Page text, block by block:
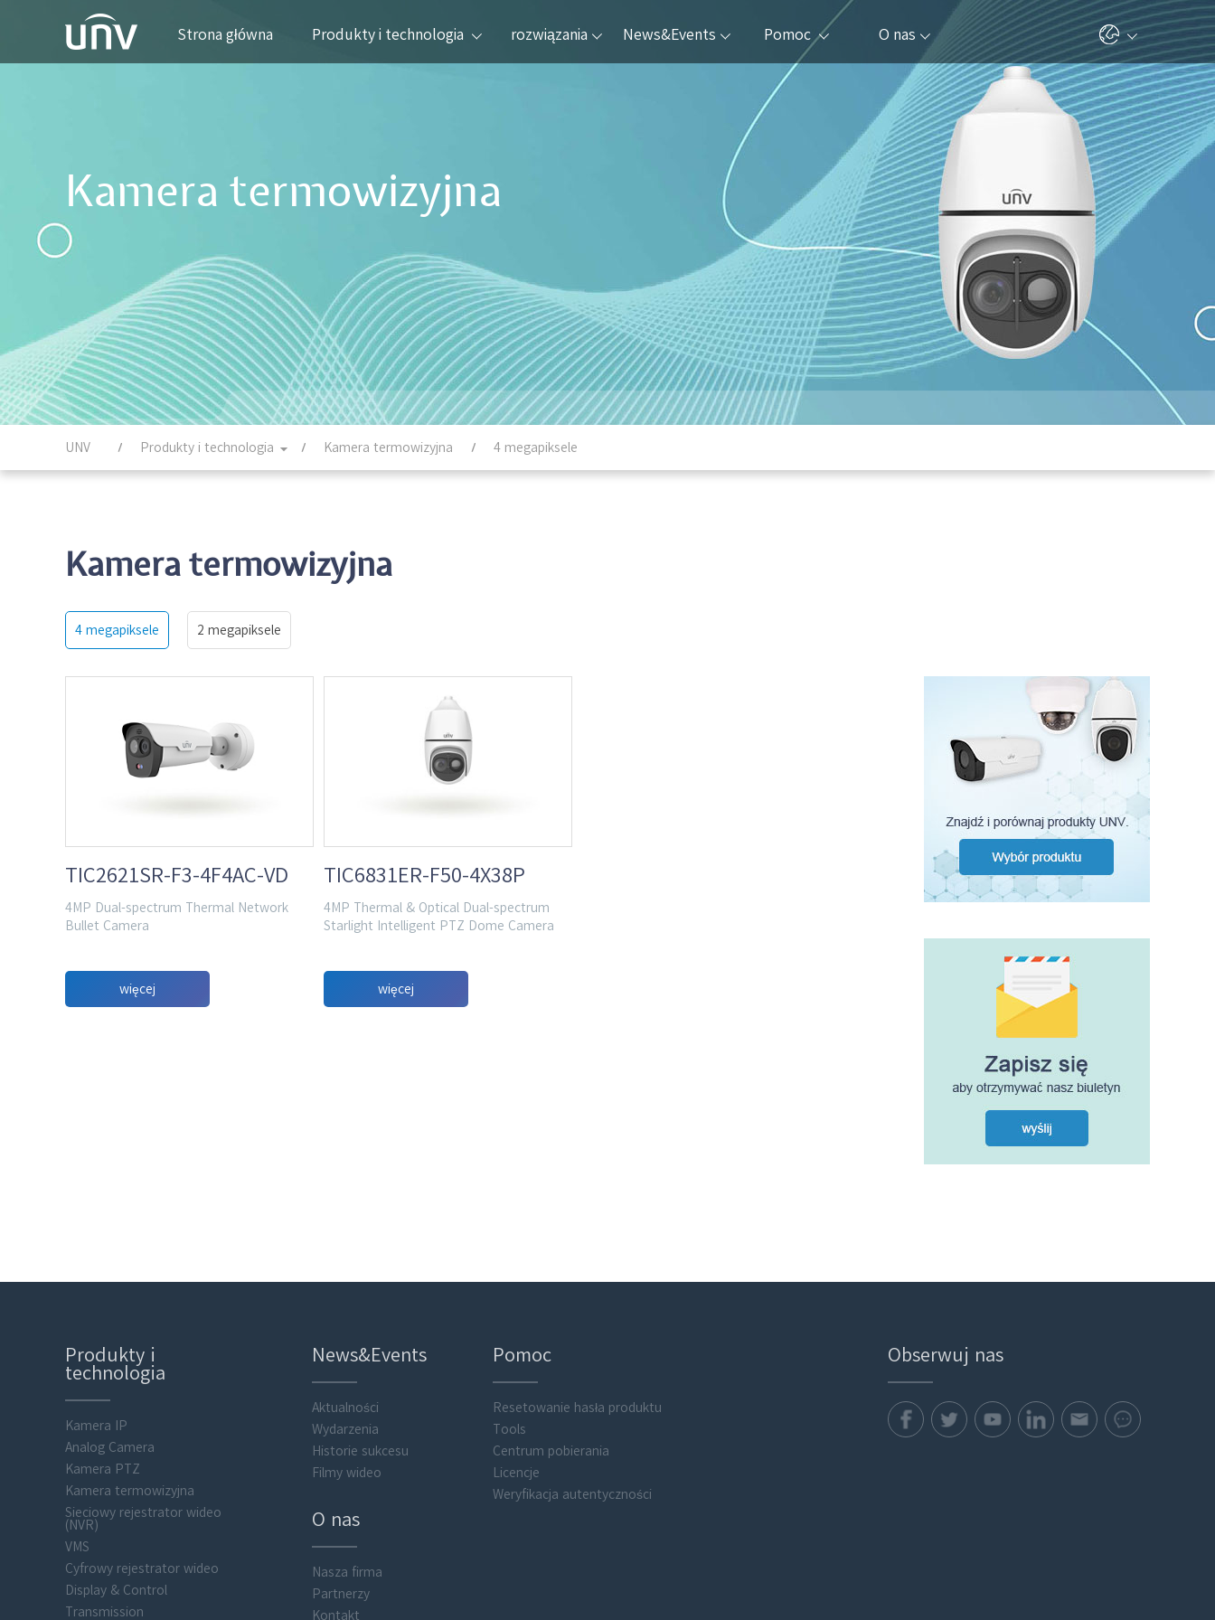
Strona główna Produkty i technologia rozwiązania News&Events Pomoc O nas
Kamera termowizyjna
UNV Produkty i technologia Kamera termowizyjna 4 megapiksele
Kamera termowizyjna
4 megapiksele 2 megapiksele
TIC2621SR-F3-4F4AC-VD
4MP Dual-spectrum Thermal Network
Bullet Camera
więcej
TIC6831ER-F50-4X38P
4MP Thermal & Optical Dual-spectrum
Starlight Intelligent PTZ Dome Camera
więcej
Produkty i
technologia
Kamera IP
Analog Camera
Kamera PTZ
Kamera termowizyjna
Sieciowy rejestrator wideo
(NVR)
VMS
Cyfrowy rejestrator wideo
Display & Control
Transmission
News&Events
Aktualności
Wydarzenia
Historie sukcesu
Filmy wideo
Pomoc
Resetowanie hasła produktu
Tools
Centrum pobierania
Licencje
Weryfikacja autentyczności
O nas
Nasza firma
Partnerzy
Kontakt
Obserwuj nas